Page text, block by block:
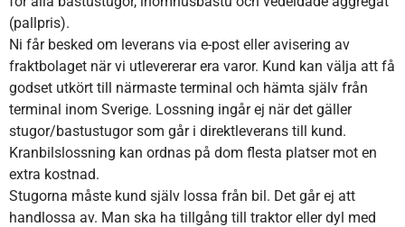
(pallpris).
Ni får besked om leverans via e-post eller avisering av
fraktbolaget när vi utlevererar era varor. Kund kan välja att få
godset utkört till närmaste terminal och hämta själv från
terminal inom Sverige. Lossning ingår ej när det gäller
stugor/bastustugor som går i direktleverans till kund.
Kranbilslossning kan ordnas på dom flesta platser mot en
extra kostnad.
Stugorna måste kund själv lossa från bil. Det går ej att
handlossa av. Man ska ha tillgång till traktor eller dyl med